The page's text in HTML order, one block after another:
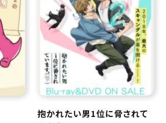
抱かれたい男1位に脅されて